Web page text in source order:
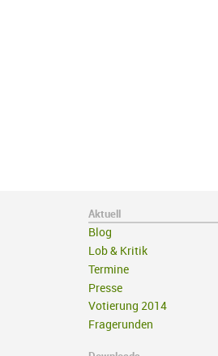
Aktuell
Blog
Lob & Kritik
Termine
Presse
Votierung 2014
Fragerunden